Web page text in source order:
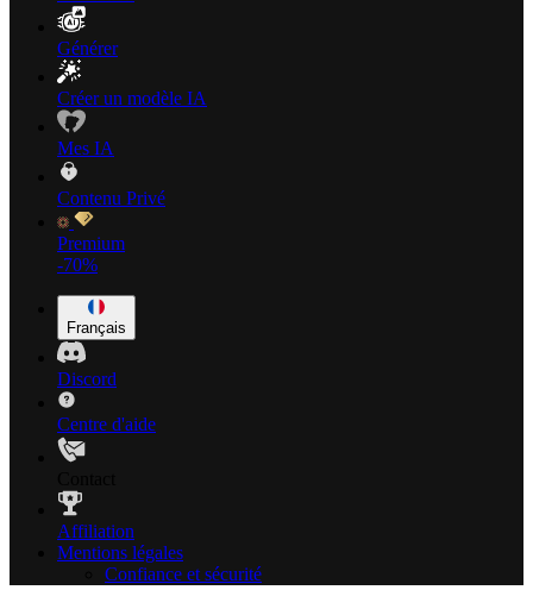
Générer
Créer un modèle IA
Mes IA
Contenu Privé
Premium
-70%
Français
Discord
Centre d'aide
Affiliation
Mentions légales
Confiance et sécurité